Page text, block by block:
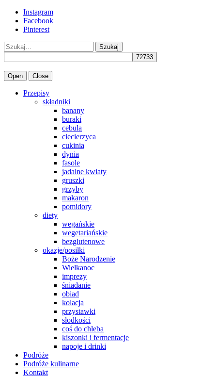
Instagram
Facebook
Pinterest
Szukaj
Open Close
Przepisy
składniki
banany
buraki
cebula
ciecierzyca
cukinia
dynia
fasole
jadalne kwiaty
gruszki
grzyby
makaron
pomidory
diety
wegańskie
wegetariańskie
bezglutenowe
okazje/posiłki
Boże Narodzenie
Wielkanoc
imprezy
śniadanie
obiad
kolacja
przystawki
słodkości
coś do chleba
kiszonki i fermentacje
napoje i drinki
Podróże
Podróże kulinarne
Kontakt